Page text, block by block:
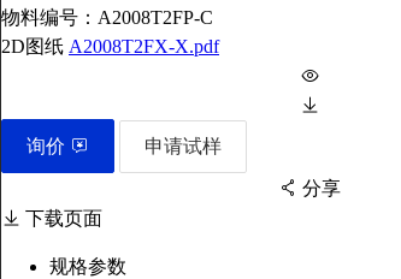
物料编号： A2008T2FP-C
2D图纸 A2008T2FX-X.pdf
询价 申请试样
分享
下载页面
规格参数